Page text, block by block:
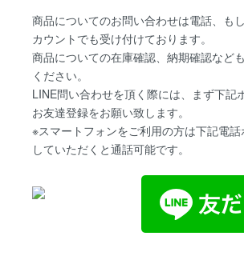
商品についてのお問い合わせは電話、も
カウントでも受け付けております。
商品についての在庫確認、納期確認など
ください。
LINE問い合わせを頂く際には、まず下記
お友達登録をお願い致します。
※スマートフォンをご利用の方は下記電
していただくと通話可能です。